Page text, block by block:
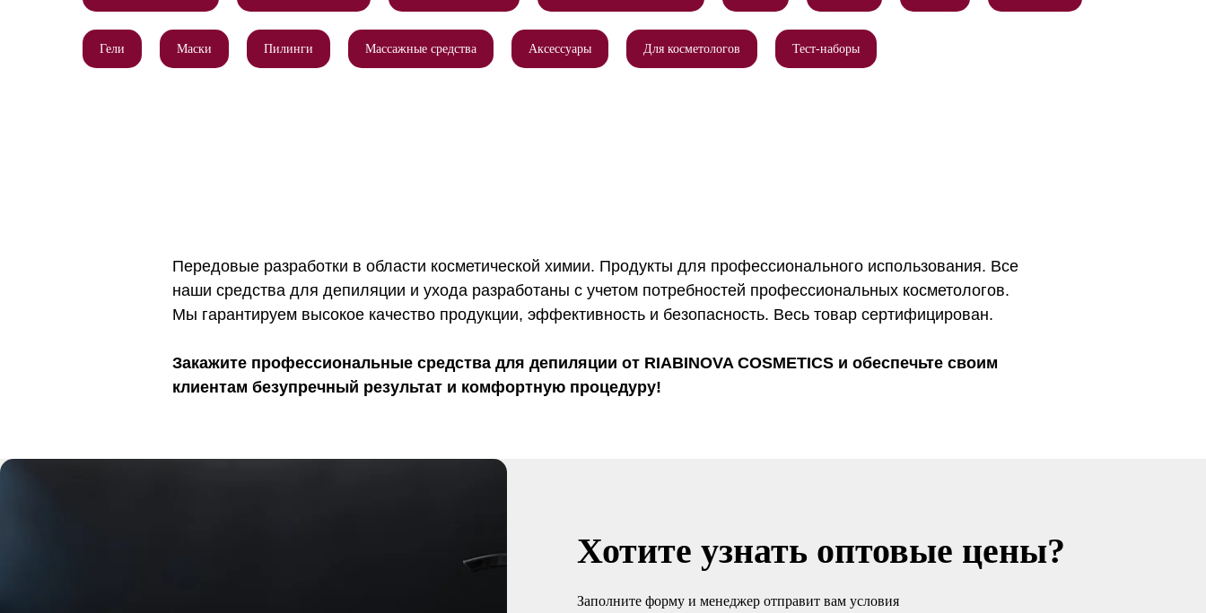
Гели Маски Пилинги Массажные средства Аксессуары Для косметологов Тест-наборы
Передовые разработки в области косметической химии. Продукты для профессионального использования. Все
наши средства для депиляции и ухода разработаны с учетом потребностей профессиональных косметологов.
Мы гарантируем высокое качество продукции, эффективность и безопасность. Весь товар сертифицирован.
Закажите профессиональные средства для депиляции от RIABINOVA COSMETICS и обеспечьте своим
клиентам безупречный результат и комфортную процедуру!
Хотите узнать оптовые цены?
Заполните форму и менеджер отправит вам условия